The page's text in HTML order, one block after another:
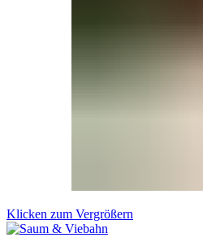
Klicken zum Vergrößern